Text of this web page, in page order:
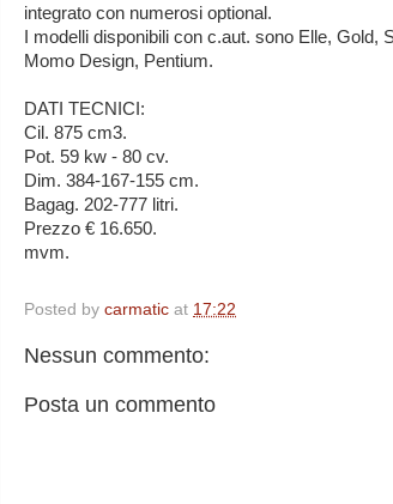
integrato con numerosi optional.
I modelli disponibili con c.aut. sono Elle, Gold,
Momo Design, Pentium.
DATI TECNICI:
Cil. 875 cm3.
Pot. 59 kw - 80 cv.
Dim. 384-167-155 cm.
Bagag. 202-777 litri.
Prezzo € 16.650.
mvm.
Posted by carmatic at 17:22
Nessun commento:
Posta un commento